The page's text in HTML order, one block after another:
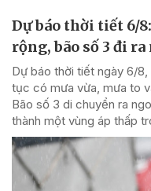
Dự báo thời tiết 6/
rộng, bão số 3 đi
Dự báo thời tiết ngày 6/
tục có mưa vừa, mưa to
Bão số 3 di chuyển ra
thành một vùng áp thấp